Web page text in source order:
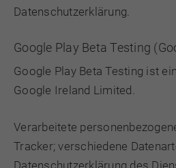
Datenschutzerklärung.
Google Play Beta Testing
Google Play Beta Testing ist
Google Ireland Limited.
Verarbeitete
Tracker; verschiedene
Datenschutzerklärung des